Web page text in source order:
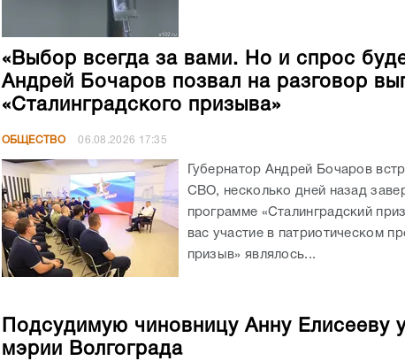
«Выбор всегда за вами. Но и спрос
Андрей Бочаров позвал на разговор
«Сталинградского призыва»
ОБЩЕСТВО 06.08.2026 17:35
Губернатор Андрей Бочаров
СВО, несколько дней назад
программе «Сталинградский
вас участие в патриотическом
призыв» являлось...
Подсудимую чиновницу Анну Елисееву
мэрии Волгограда